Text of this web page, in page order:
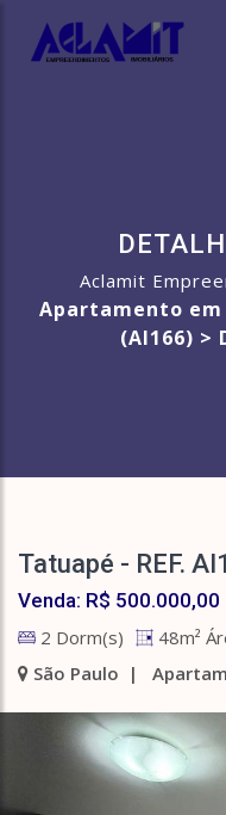
Aclamit
Apartamento em
(AI166) >
Tatuapé - REF.
Venda: R$
2 Dorm(s)
48m²
São Paulo |